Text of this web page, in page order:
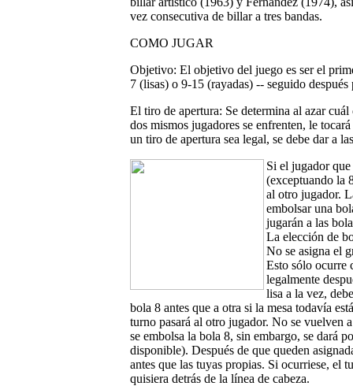
vez consecutiva de billar a tres bandas.
COMO JUGAR
Objetivo: El objetivo del juego es ser el
7 (lisas) o 9-15 (rayadas) -- seguido
El tiro de apertura: Se determina al azar
dos mismos jugadores se enfrenten, le
un tiro de apertura sea legal, se debe dar a
Si el jugador
(exceptuando la
al otro jugador.
embolsar una
jugarán a las
La elección de
No se asigna el
Esto sólo ocurre
legalmente
lisa a la vez,
bola 8 antes que a otra si la mesa todavía
turno pasará al otro jugador. No se vuelven
se embolsa la bola 8, sin embargo, se dará
disponible). Después de que queden
antes que las tuyas propias. Si ocurriese, el
quisiera detrás de la línea de cabeza.